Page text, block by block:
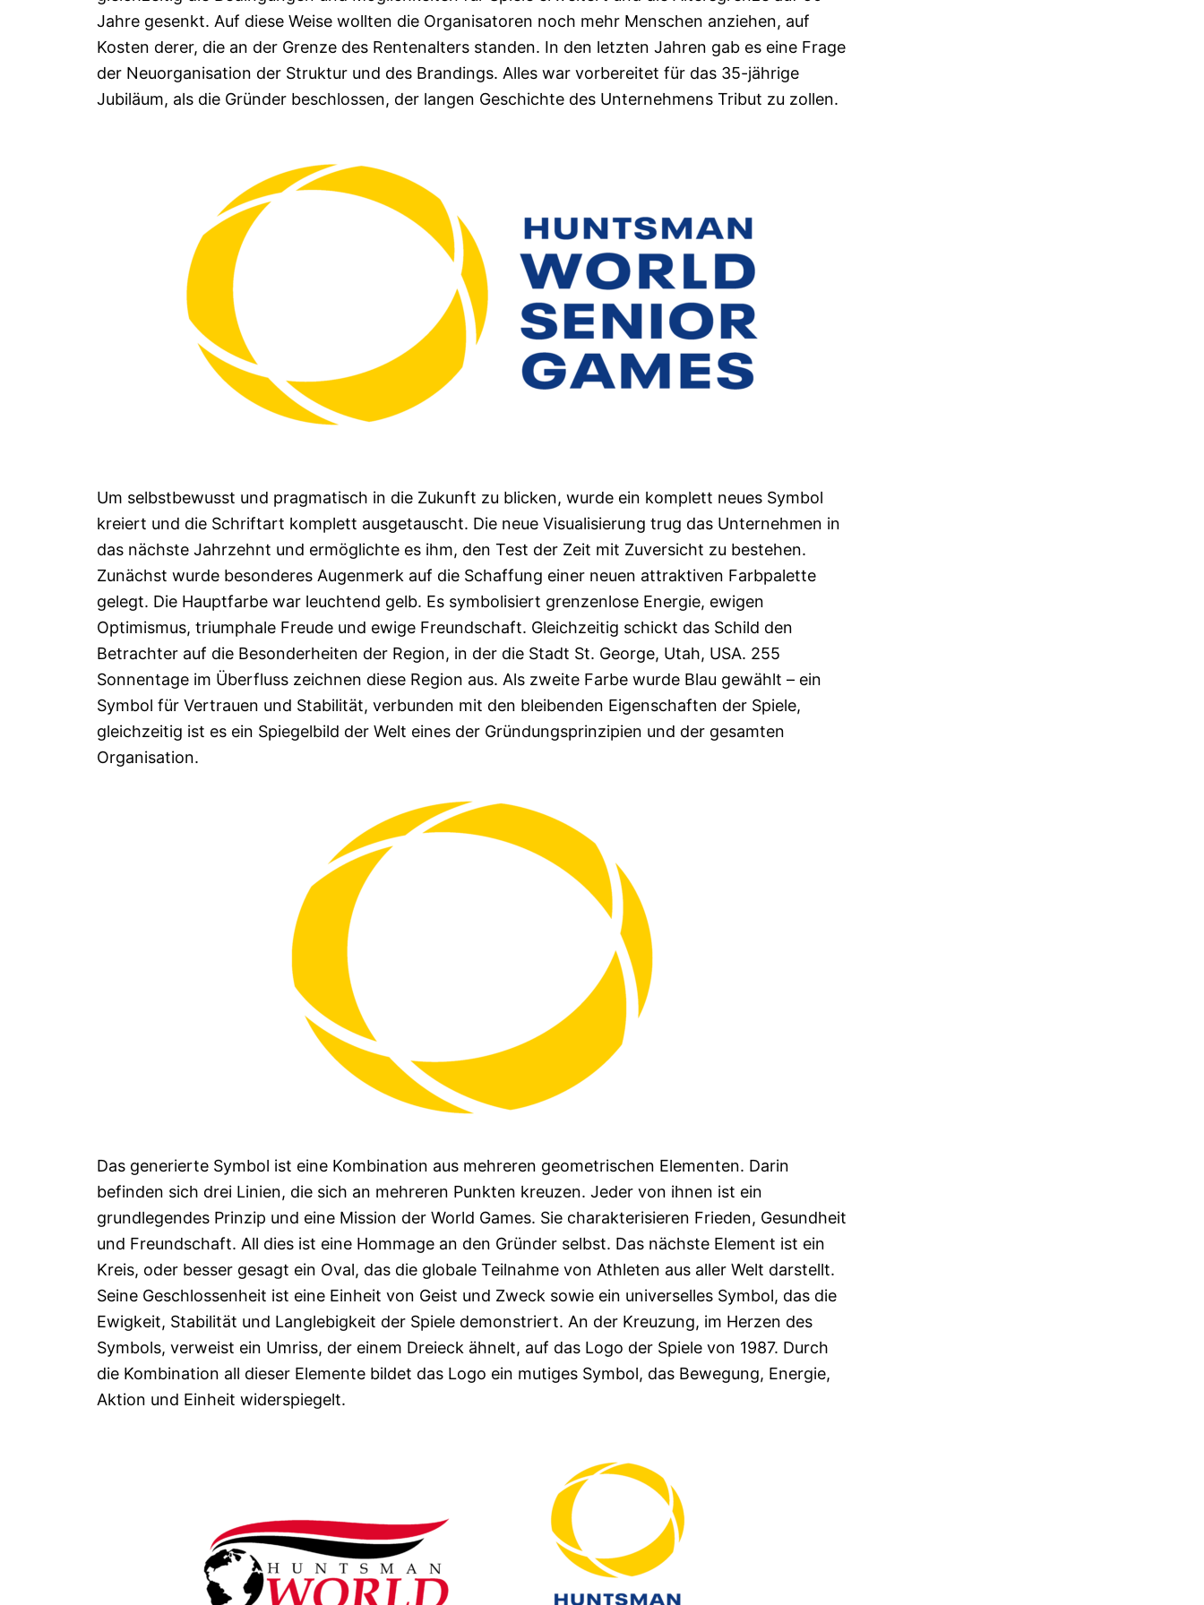
Jahre gesenkt. Auf diese Weise wollten die Organisatoren noch mehr Menschen anziehen, auf
Kosten derer, die an der Grenze des Rentenalters standen. In den letzten Jahren gab es eine Frage
der Neuorganisation der Struktur und des Brandings. Alles war vorbereitet für das 35-jährige
Jubiläum, als die Gründer beschlossen, der langen Geschichte des Unternehmens Tribut zu zollen.
Um selbstbewusst und pragmatisch in die Zukunft zu blicken, wurde ein komplett neues Symbol
kreiert und die Schriftart komplett ausgetauscht. Die neue Visualisierung trug das Unternehmen in
das nächste Jahrzehnt und ermöglichte es ihm, den Test der Zeit mit Zuversicht zu bestehen.
Zunächst wurde besonderes Augenmerk auf die Schaffung einer neuen attraktiven Farbpalette
gelegt. Die Hauptfarbe war leuchtend gelb. Es symbolisiert grenzenlose Energie, ewigen
Optimismus, triumphale Freude und ewige Freundschaft. Gleichzeitig schickt das Schild den
Betrachter auf die Besonderheiten der Region, in der die Stadt St. George, Utah, USA. 255
Sonnentage im Überfluss zeichnen diese Region aus. Als zweite Farbe wurde Blau gewählt – ein
Symbol für Vertrauen und Stabilität, verbunden mit den bleibenden Eigenschaften der Spiele,
gleichzeitig ist es ein Spiegelbild der Welt eines der Gründungsprinzipien und der gesamten
Organisation.
Das generierte Symbol ist eine Kombination aus mehreren geometrischen Elementen. Darin
befinden sich drei Linien, die sich an mehreren Punkten kreuzen. Jeder von ihnen ist ein
grundlegendes Prinzip und eine Mission der World Games. Sie charakterisieren Frieden, Gesundheit
und Freundschaft. All dies ist eine Hommage an den Gründer selbst. Das nächste Element ist ein
Kreis, oder besser gesagt ein Oval, das die globale Teilnahme von Athleten aus aller Welt darstellt.
Seine Geschlossenheit ist eine Einheit von Geist und Zweck sowie ein universelles Symbol, das die
Ewigkeit, Stabilität und Langlebigkeit der Spiele demonstriert. An der Kreuzung, im Herzen des
Symbols, verweist ein Umriss, der einem Dreieck ähnelt, auf das Logo der Spiele von 1987. Durch
die Kombination all dieser Elemente bildet das Logo ein mutiges Symbol, das Bewegung, Energie,
Aktion und Einheit widerspiegelt.